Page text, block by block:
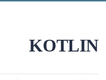
KOTLIN